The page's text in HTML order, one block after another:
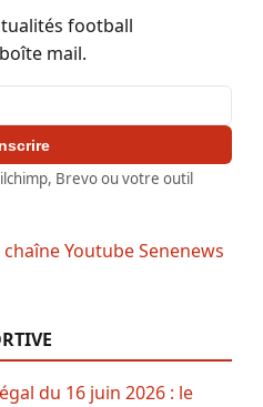
football
mail.
Brevo ou votre outil
du 16 juin 2026 : le